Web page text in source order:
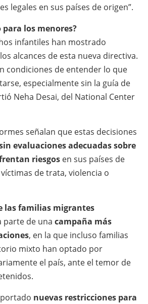
legales en sus países de origen”.
los menores?
infantiles han mostrado
alcances de esta nueva directiva.
condiciones de entender lo que
especialmente sin la guía de
Neha Desai, del National Center
señalan que estas decisiones
evaluaciones adecuadas sobre
riesgos en sus países de
de trata, violencia o
las familias migrantes
parte de una campaña más
, en la que incluso familias
mixto han optado por
el país, ante el temor de
nuevas restricciones para